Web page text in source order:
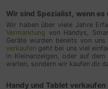
Wir sind Spezialist, wenn
Wir haben über viele Jahre
Vermarktung von Handys,
Geräte wurden bereits von
verkaufen geht bei uns viel
in Kleinanzeigen, oder auf
warten, sondern wir kaufen dir
Handy und Tablet
Google Ireland
Dublin 4, Irland